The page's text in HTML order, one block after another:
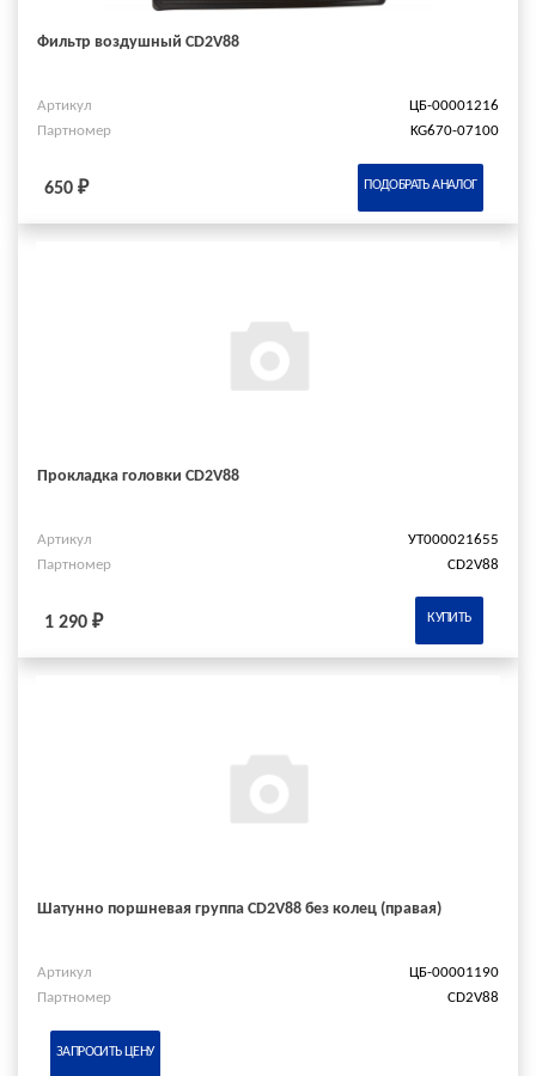
Фильтр воздушный CD2V88
Артикул
ЦБ-00001216
Партномер
KG670-07100
650 ₽ ПОДОБРАТЬ АНАЛОГ
Прокладка головки CD2V88
Артикул
УТ000021655
Партномер
CD2V88
1 290 ₽ КУПИТЬ
Шатунно поршневая группа CD2V88 без колец (правая)
Артикул
ЦБ-00001190
Партномер
CD2V88
ЗАПРОСИТЬ ЦЕНУ